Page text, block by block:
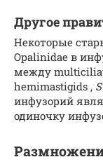
Другое
Некоторые
Opalinidae в
между
hemimastigids ,
инфузорий
одиночку